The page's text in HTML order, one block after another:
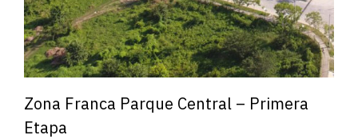
Zona Franca Parque Central – Primera
Etapa